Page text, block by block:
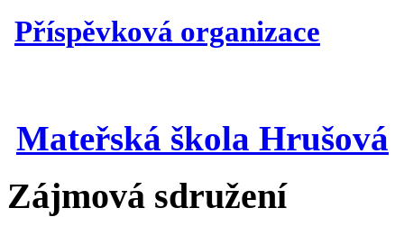
Příspěvková organizace
Mateřská škola Hrušová
Zájmová sdružení